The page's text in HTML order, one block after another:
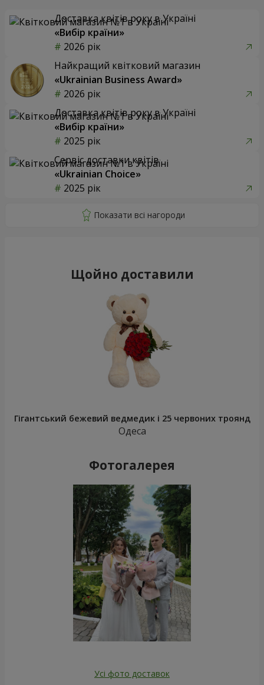
Доставка квітів року в Україні
«Вибір країни»
2026 рік
Найкращий квітковий магазин
«Ukrainian Business Award»
2026 рік
Доставка квітів року в Україні
«Вибір країни»
2025 рік
Сервіс доставки квітів
«Ukrainian Choice»
2025 рік
Щойно доставили
Гігантський бежевий ведмедик і 25 червоних троянд
Одеса
Фотогалерея
Усі фото доставок